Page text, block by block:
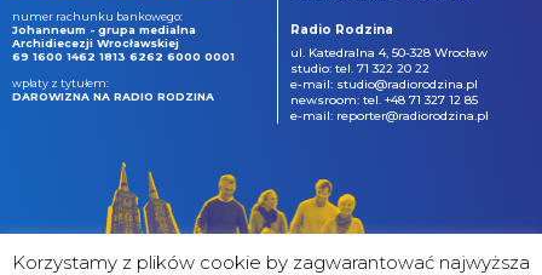
numer rachunku bankowego:
Johanneum - grupa medialna
Archidiecezji Wrocławskiej
69 1600 1462 1813 6262 6000 0001
wpłaty z tytułem:
DAROWIZNA NA RADIO RODZINA
Radio Rodzina
ul. Katedralna 4, 50-328 Wrocław
studio: tel. 71 322 20 22
e-mail: studio@radiorodzina.pl
newsroom: tel. +48 71 327 12 85
e-mail: reporter@radiorodzina.pl
Korzystamy z plików cookie by zagwarantować najwyższa